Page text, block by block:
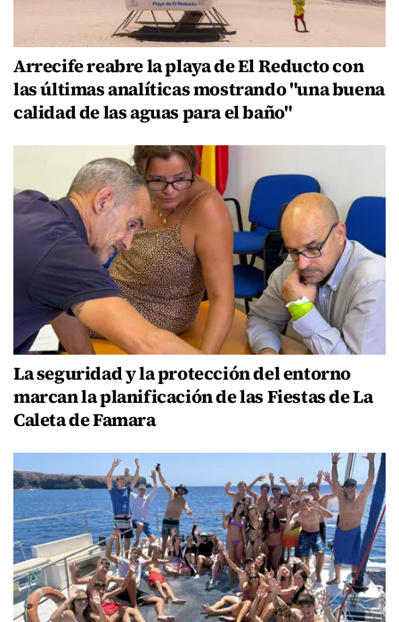
Arrecife reabre la playa de El Reducto con
las últimas analíticas mostrando "una buena
calidad de las aguas para el baño"
La seguridad y la protección del entorno
marcan la planificación de las Fiestas de La
Caleta de Famara